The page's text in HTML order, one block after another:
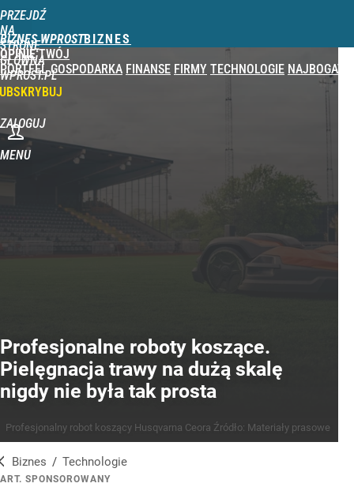
PRZEJDŹ
NA
STRONĘ
GŁÓWNĄ
WPROST.PL
BIZNES WPROST
OPINIE TWÓJ
PORTFEL GOSPODARKA FINANSE FIRMY TECHNOLOGIE NAJBOGATSI
ZALOGUJ
MENU
Profesjonalne roboty koszące.
Pielęgnacja trawy na dużą skalę
nigdy nie była tak prosta
Profesjonalny robot koszący Husqvarna Ceora Źródło: Materiały prasowe
Biznes / Technologie
ART. SPONSOROWANY